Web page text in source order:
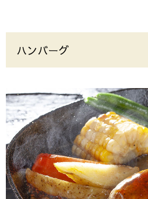
ハンバーグ